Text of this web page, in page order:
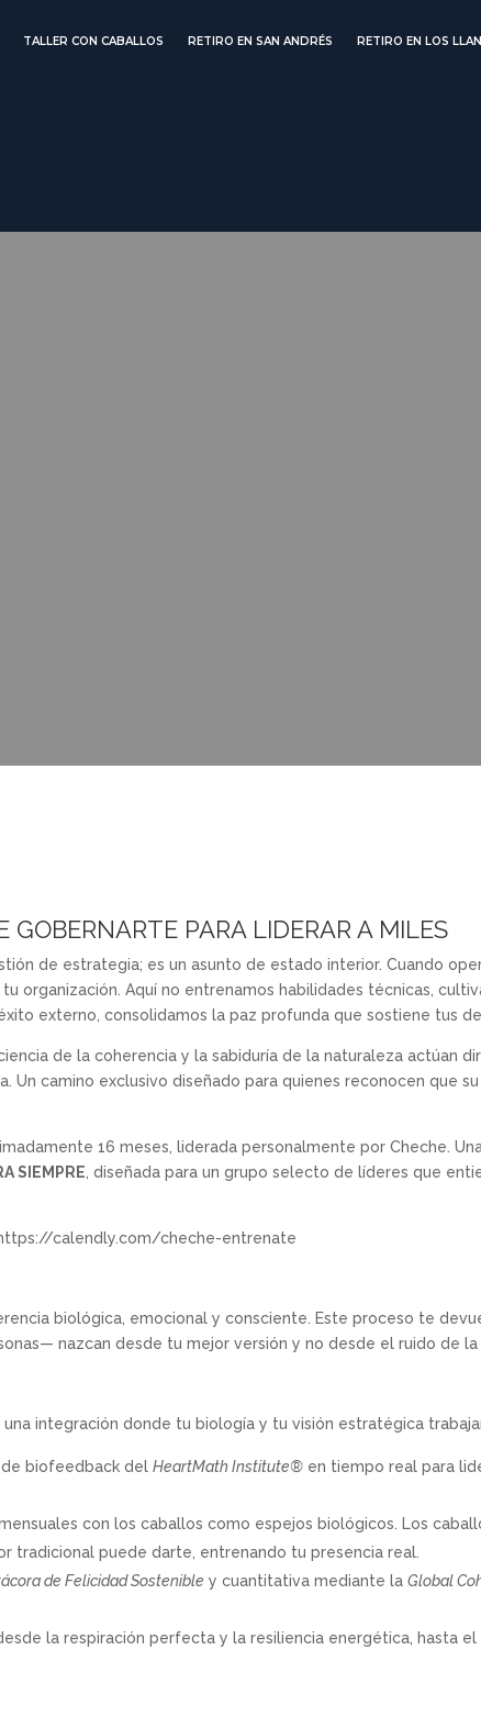
TALLER CON CABALLOS RETIRO EN SAN ANDRÉS RETIRO EN LOS
GOBERNARTE PARA LIDERAR A MILES
de estrategia; es un asunto de estado interior. Cuando
Aquí no entrenamos habilidades técnicas,
externo, consolidamos la paz profunda que sostiene tus
de la coherencia y la sabiduría de la naturaleza actúan
camino exclusivo diseñado para quienes reconocen que
16 meses, liderada personalmente por Cheche.
SIEMPRE , diseñada para un grupo selecto de líderes que
calendly.com/cheche-entrenate
biológica, emocional y consciente. Este proceso te
nazcan desde tu mejor versión y no desde el ruido de la
integración donde tu biología y tu visión estratégica
de biofeedback delHeartMath Institute® en tiempo real para
con los caballos como espejos biológicos. Los
tradicional puede darte, entrenando tu presencia real.
de Felicidad Sostenible y cuantitativa mediante laGlobal
la respiración perfecta y la resiliencia energética, hasta